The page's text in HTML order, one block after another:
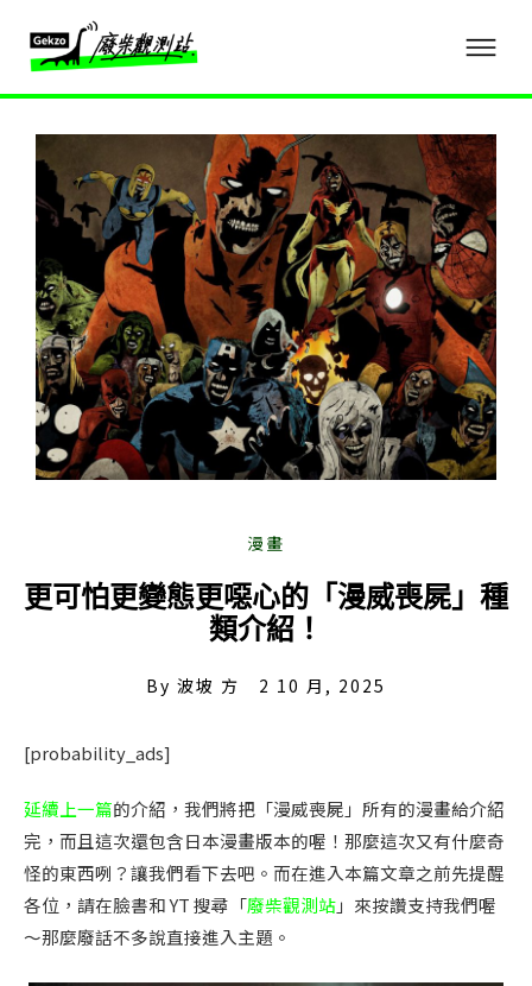
更可怕更變態更噁心的「漫威喪屍」種
類介紹！
By 波坡 方 2 10 月, 2025
[probability_ads]
延續上一篇的介紹，我們將把「漫威喪屍」所有的漫畫給介紹
完，而且這次還包含日本漫畫版本的喔！那麼這次又有什麼奇
怪的東西咧？讓我們看下去吧。而在進入本篇文章之前先提醒
各位，請在臉書和 YT 搜尋「廢柴觀測站」來按讚支持我們喔
～那麼廢話不多說直接進入主題。